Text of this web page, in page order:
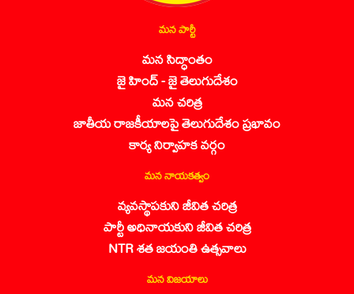
మన పార్టీ
మన సిద్ధాంతం
జై హింద్ - జై తెలుగుదేశం
మన చరిత్ర
జాతీయ రాజకీయాలపై తెలుగుదేశం ప్రభావం
కార్య నిర్వాహక వర్గం
మన నాయకత్వం
వ్యవస్థాపకుని జీవిత చరిత్ర
పార్టీ అధినాయకుని జీవిత చరిత్ర
NTR శత జయంతి ఉత్సవాలు
మన విజయాలు